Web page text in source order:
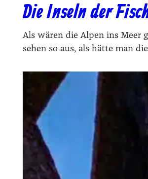
Die Inseln der
Als wären die Alpen ins Meer
sehen so aus, als hätte man